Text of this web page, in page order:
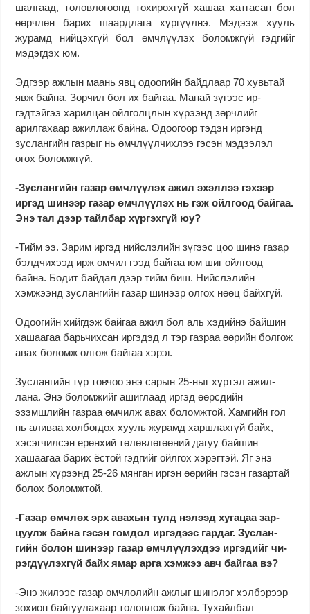
шалгаад, тө­лөв­лөгөөнд тохирохгүй ха­­шаа хатгасан бол
өөрчлөн барих шаардлага хүргүүлнэ. Мэ­дээж хууль
журамд ний­цэхгүй бол өмчлүүлэх бо­ломжгүй гэдгийг
мэдэгдэх юм.
Эдгээр ажлын маань явц одоогийн байдлаар 70 хувь­тай
явж байна. Зөрчил бол их байгаа. Манай зүгээс ир­
гэдтэйгээ харилцан ойл­голцлын хүрээнд зөрчлийг
арилгахаар ажиллаж бай­на. Одоогоор тэдэн ир­гэнд
зуслангийн газрыг нь өмч­лүүлчихлээ гэ­сэн мэдээ­лэл
өгөх бо­ломж­гүй.
-Зуслангийн газар өмч­лүүлэх ажил эхэллээ гэ­хээр
иргэд шинээр газар өмч­лүүлэх нь гэж ойлгоод бай­гаа.
Энэ тал дээр тайлбар хүргэхгүй юу?
-Тийм ээ. Зарим иргэд нийслэлийн зүгээс цоо ши­нэ газар
бэлдчихээд ирж өм­­чил гээд байгаа юм шиг ойл­гоод
байна. Бодит байдал дээр тийм биш. Нийслэлийн
хэмжээнд зуслангийн га­зар шинээр олгох нөөц байх­гүй.
Одоогийн хийгдэж бай­гаа ажил бол аль хэ­дий­нэ байшин
хашаагаа барь­чихсан иргэдэд л тэр газ­раа өөрийн болгож
авах болом­ж олгож байгаа хэрэг.
Зуслангийн түр товчоо энэ сарын 25-ныг хүртэл ажил­­
лана. Энэ боломжийг ашиг­­лаад иргэд өөрсдийн
эзэмшлийн газраа өмчилж авах боломжтой. Хамгийн гол
нь аливаа холбогдох хууль журамд харшлахгүй байх,
хэсэгчилсэн ерөнхий төлөвлөгөөний дагуу байшин
хашаагаа барих ёстой гэд­гийг ойлгох хэрэгтэй. Яг энэ
ажлын хүрээнд 25-26 мянган иргэн өөрийн гэсэн газартай
болох боломжтой.
-Газар өмчлөх эрх авахын тулд нэлээд хугацаа зар­­
цуулж байна гэсэн гом­дол иргэдээс гардаг. Зус­лан­
гийн болон шинээр газар өмчлүүлэхдээ иргэдийг чи­­
рэгдүүлэхгүй байх ямар ар­га хэмжээ авч байгаа вэ?
-Энэ жилээс газар өмч­лөлийн ажлыг шинэ­лэг хэл­бэрээр
зохион байгуу­лахаар төлөвлөж байна. Ту­хайлбал